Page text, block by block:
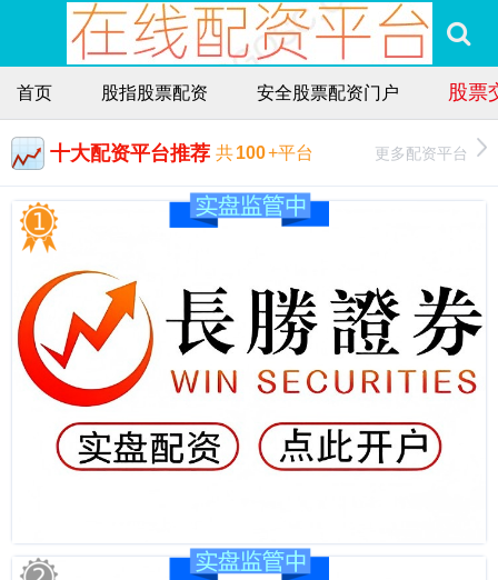
首页 股指股票配资 安全股票配资门户 股票
十大配资平台推荐 共100+平台 更多配资平台